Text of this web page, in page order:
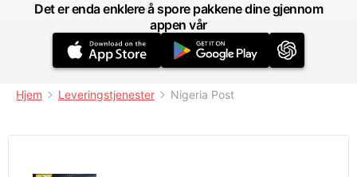
Det er enda enklere å spore pakkene dine gjennom
appen vår
Hjem Leveringstjenester Nigeria Post